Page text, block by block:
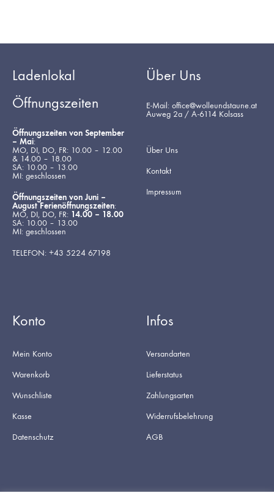
Ladenlokal
Öffnungszeiten
Öffnungszeiten von September
– Mai:
MO, DI, DO, FR: 10.00 – 12.00
& 14.00 – 18.00
SA: 10.00 – 13.00
MI: geschlossen
Öffnungszeiten von Juni –
August Ferienöffnungszeiten:
MO, DI, DO, FR: 14.00 – 18.00
SA: 10.00 – 13.00
MI: geschlossen
TELEFON: +43 5224 67198
Über Uns
E-Mail: office@wolleundstaune.at
Auweg 2a / A-6114 Kolsass
Über Uns
Kontakt
Impressum
Konto
Mein Konto
Warenkorb
Wunschliste
Kasse
Datenschutz
Infos
Versandarten
Lieferstatus
Zahlungsarten
Widerrufsbelehrung
AGB